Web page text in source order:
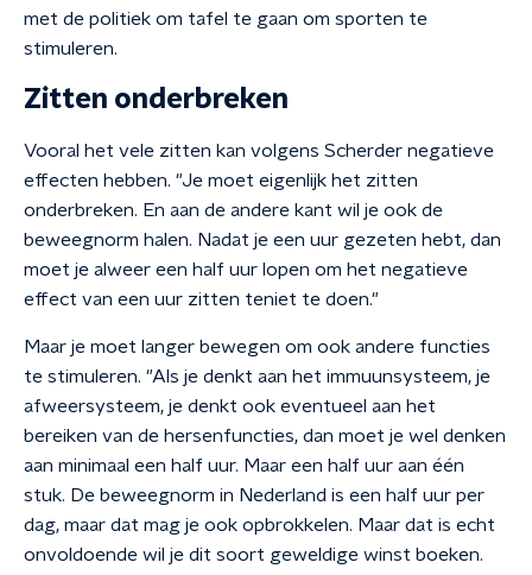
met de politiek om tafel te gaan om sporten te
stimuleren.
Zitten onderbreken
Vooral het vele zitten kan volgens Scherder negatieve
effecten hebben. "Je moet eigenlijk het zitten
onderbreken. En aan de andere kant wil je ook de
beweegnorm halen. Nadat je een uur gezeten hebt, dan
moet je alweer een half uur lopen om het negatieve
effect van een uur zitten teniet te doen."
Maar je moet langer bewegen om ook andere functies
te stimuleren. "Als je denkt aan het immuunsysteem, je
afweersysteem, je denkt ook eventueel aan het
bereiken van de hersenfuncties, dan moet je wel denken
aan minimaal een half uur. Maar een half uur aan één
stuk. De beweegnorm in Nederland is een half uur per
dag, maar dat mag je ook opbrokkelen. Maar dat is echt
onvoldoende wil je dit soort geweldige winst boeken.